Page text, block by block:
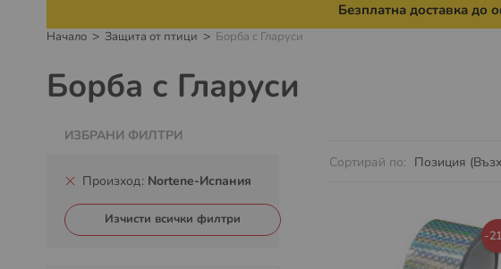
Безплатна доставка до
Начало Защита от птици Борба с Гларуси
Борба с Гларуси
Сортирай по
-
ИЗБРАНИ ФИЛТРИ
Произход Nortene-Испания
Изчисти всички филтри